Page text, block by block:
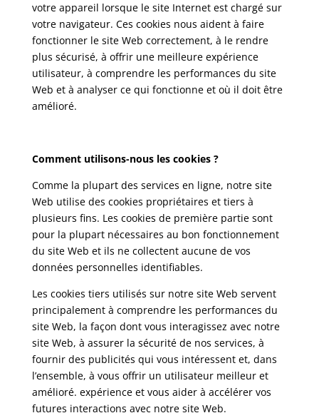
votre appareil lorsque le site Internet est chargé sur
votre navigateur. Ces cookies nous aident à faire
fonctionner le site Web correctement, à le rendre
plus sécurisé, à offrir une meilleure expérience
utilisateur, à comprendre les performances du site
Web et à analyser ce qui fonctionne et où il doit être
amélioré.
Comment utilisons-nous les cookies ?
Comme la plupart des services en ligne, notre site
Web utilise des cookies propriétaires et tiers à
plusieurs fins. Les cookies de première partie sont
pour la plupart nécessaires au bon fonctionnement
du site Web et ils ne collectent aucune de vos
données personnelles identifiables.
Les cookies tiers utilisés sur notre site Web servent
principalement à comprendre les performances du
site Web, la façon dont vous interagissez avec notre
site Web, à assurer la sécurité de nos services, à
fournir des publicités qui vous intéressent et, dans
l’ensemble, à vous offrir un utilisateur meilleur et
amélioré. expérience et vous aider à accélérer vos
futures interactions avec notre site Web.